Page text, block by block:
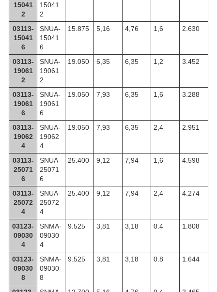
15041
2
15041
2
03113-
15041
6
SNUA-
15041
6
15.875 5,16 4,76 1,6 2.630
03113-
19061
2
SNUA-
19061
2
19.050 6,35 6,35 1,2 3.452
03113-
19061
6
SNUA-
19061
6
19.050 7,93 6,35 1,6 3.288
03113-
19062
4
SNUA-
19062
4
19.050 7,93 6,35 2,4 2.951
03113-
25071
6
SNUA-
25071
6
25.400 9,12 7,94 1,6 4.598
03113-
25072
4
SNUA-
25072
4
25.400 9,12 7,94 2,4 4.274
03123-
09030
4
SNMA-
09030
4
9.525 3,81 3,18 0.4 1.808
03123-
09030
8
SNMA-
09030
8
9.525 3,81 3,18 0.8 1.644